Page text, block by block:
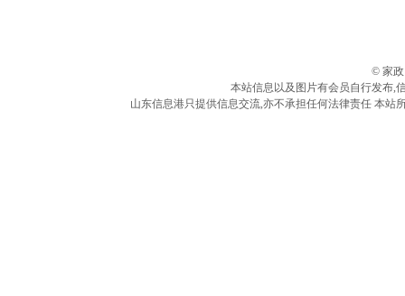
© 家
本站信息以及图片有会员自行发布,
山东信息港只提供信息交流,亦不承担任何法律责任 本站